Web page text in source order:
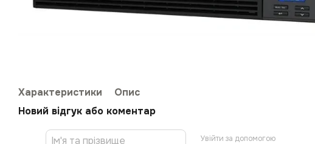
Характеристики
Опис
Новий відгук або коментар
Увійти за допомогою